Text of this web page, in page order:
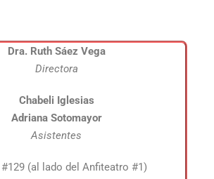
Dra. Ruth Sáez Vega
Directora
Chabeli Iglesias
Adriana Sotomayor
Asistentes
(al lado del Anfiteatro #1)